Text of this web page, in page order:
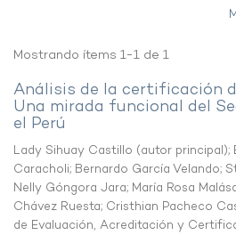
Mostrando ítems 1-1 de 1
Análisis de la certificación
Una mirada funcional del
el Perú
Lady Sihuay Castillo (autor principal);
Caracholi; Bernardo García Velando;
Nelly Góngora Jara; María Rosa
Chávez Ruesta; Cristhian Pacheco
de Evaluación, Acreditación y